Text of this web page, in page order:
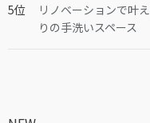
リノベーションで叶
りの手洗いスペース